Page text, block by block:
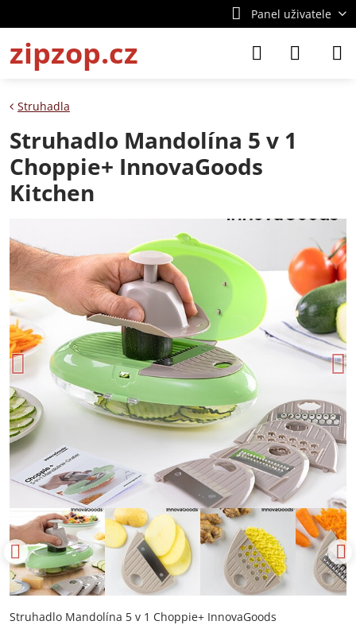
Panel uživatele
zipzop.cz
Struhadla
Struhadlo Mandolína 5 v 1
Choppie+ InnovaGoods
Kitchen
Struhadlo Mandolína 5 v 1 Choppie+ InnovaGoods